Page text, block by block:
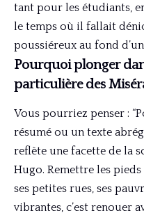
tant pour les étudiants,
le temps où il fallait
poussiéreux au fond
Pourquoi plonger
particulière des
Vous pourriez penser :
résumé ou un texte
reflète une facette de la
Hugo. Remettre les pieds
ses petites rues, ses
vibrantes, c’est renouer